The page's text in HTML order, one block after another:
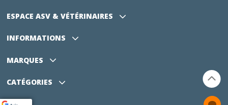
ESPACE ASV & VÉTÉRINAIRES
INFORMATIONS
MARQUES
CATÉGORIES